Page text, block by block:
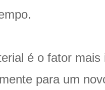
é o fator
para um